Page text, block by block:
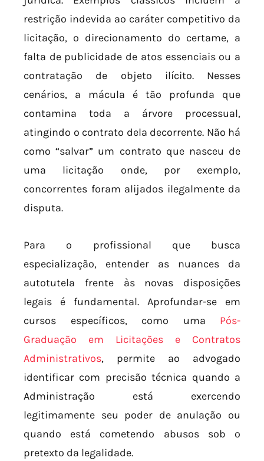
restrição indevida ao caráter competitivo da
licitação, o direcionamento do certame, a
falta de publicidade de atos essenciais ou a
contratação de objeto ilícito. Nesses
cenários, a mácula é tão profunda que
contamina toda a árvore processual,
atingindo o contrato dela decorrente. Não há
como “salvar” um contrato que nasceu de
uma licitação onde, por exemplo,
concorrentes foram alijados ilegalmente da
disputa.
Para o profissional que busca
especialização, entender as nuances da
autotutela frente às novas disposições
legais é fundamental. Aprofundar-se em
cursos específicos, como uma Pós-
Graduação em Licitações e Contratos
Administrativos, permite ao advogado
identificar com precisão técnica quando a
Administração está exercendo
legitimamente seu poder de anulação ou
quando está cometendo abusos sob o
pretexto da legalidade.